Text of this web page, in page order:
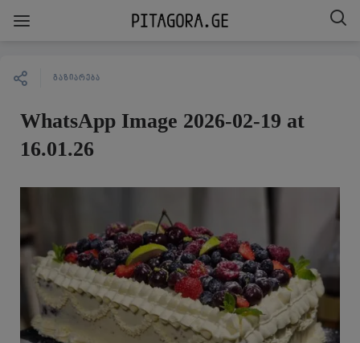
ᲒᲐᲖᲘᲐᲠᲔᲑᲐ
WhatsApp Image 2026-02-19 at
16.01.26